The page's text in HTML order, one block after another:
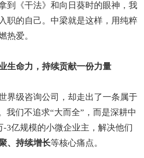
《干法》和向日葵时的眼神，我
职的自己。中梁就是这样，用纯粹
热爱。
生命力，持续贡献一份力量
界级咨询公司，却走出了一条属于
我们不追求“大而全”，而是深耕中
3亿规模的小微企业主，解决他们
、持续增长等核心痛点。